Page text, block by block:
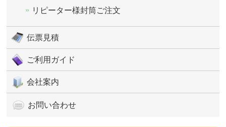
リピーター様封筒ご注文
伝票見積
ご利用ガイド
会社案内
お問い合わせ